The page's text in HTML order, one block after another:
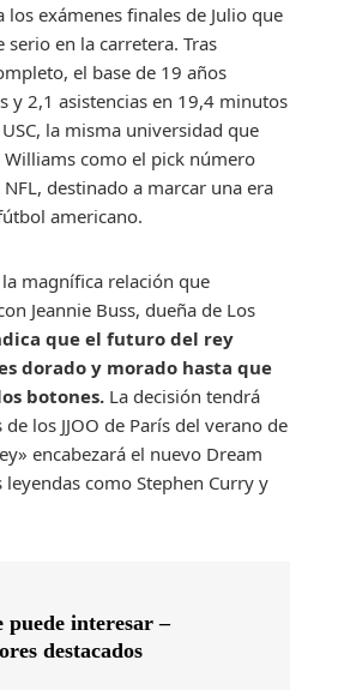
los exámenes finales de Julio que
en la carretera. Tras
el base de 19 años
y 2,1 asistencias en 19,4 minutos
la misma universidad que
Williams como el pick número
destinado a marcar una era
americano.
magnífica relación que
Jeannie Buss, dueña de Los
que el futuro del rey
dorado y morado hasta que
botones. La decisión tendrá
los JJOO de París del verano de
encabezará el nuevo Dream
como Stephen Curry y
puede interesar –
destacados